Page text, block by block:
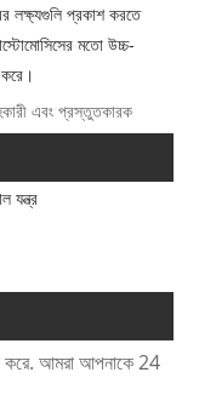
লক্ষ্যগুলি প্রকাশ করতে
মতো উচ্চ-
করে।
এবং প্রস্তুতকারক
যন্ত্র
করে. আমরা আপনাকে 24